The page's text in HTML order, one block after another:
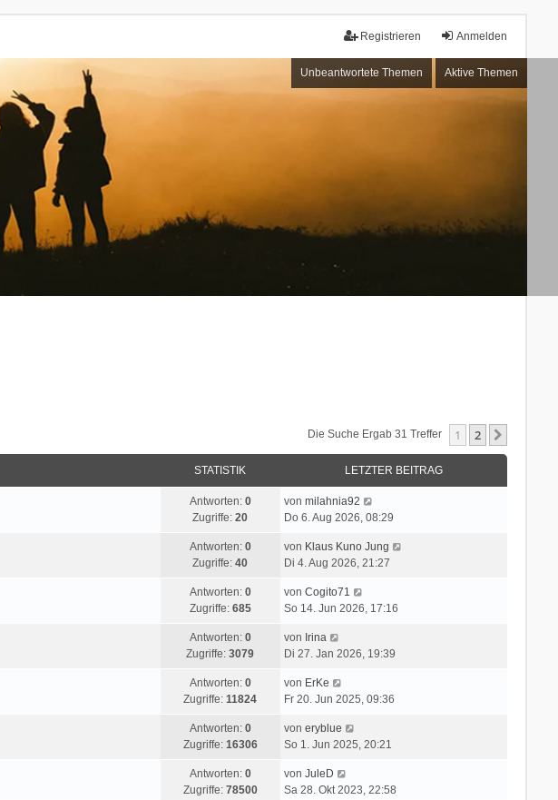
Anmelden
Registrieren
Unbeantwortete Themen Aktive Themen
Die Suche Ergab 31 Treffer 1 2
STATISTIK LETZTER BEITRAG
Antworten: 0
Zugriffe:20
von milahnia92
Do 6. Aug 2026, 08:29
Antworten: 0
Zugriffe:40
von Klaus Kuno Jung
Di 4. Aug 2026, 21:27
Antworten: 0
Zugriffe: 685
von Cogito71
So 14. Jun 2026, 17:16
Antworten: 0
Zugriffe:3079
von Irina
Di 27. Jan 2026, 19:39
Antworten: 0
Zugriffe:11824
von ErKe
Fr 20. Jun 2025, 09:36
Antworten: 0
Zugriffe: 16306
von eryblue
So 1. Jun 2025, 20:21
Antworten: 0
Zugriffe: 78500
von JuleD
Sa 28. Okt 2023, 22:58